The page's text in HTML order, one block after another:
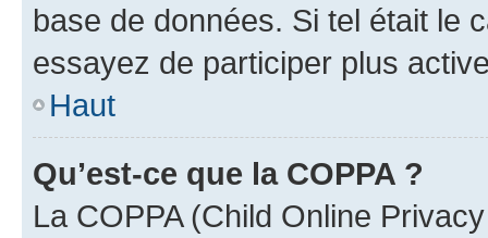
base de données. Si tel était le
essayez de participer plus
Haut
Qu’est-ce que la COPPA ?
La COPPA (Child Online